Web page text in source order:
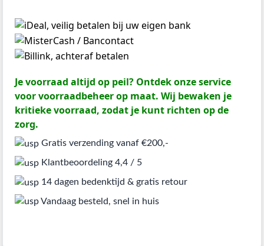
Je voorraad altijd op peil? Ontdek onze service
voor voorraadbeheer op maat. Wij bewaken je
kritieke voorraad, zodat je kunt richten op de
zorg.
Gratis verzending vanaf €200,-
Klantbeoordeling 4,4 / 5
14 dagen bedenktijd & gratis retour
Vandaag besteld, snel in huis